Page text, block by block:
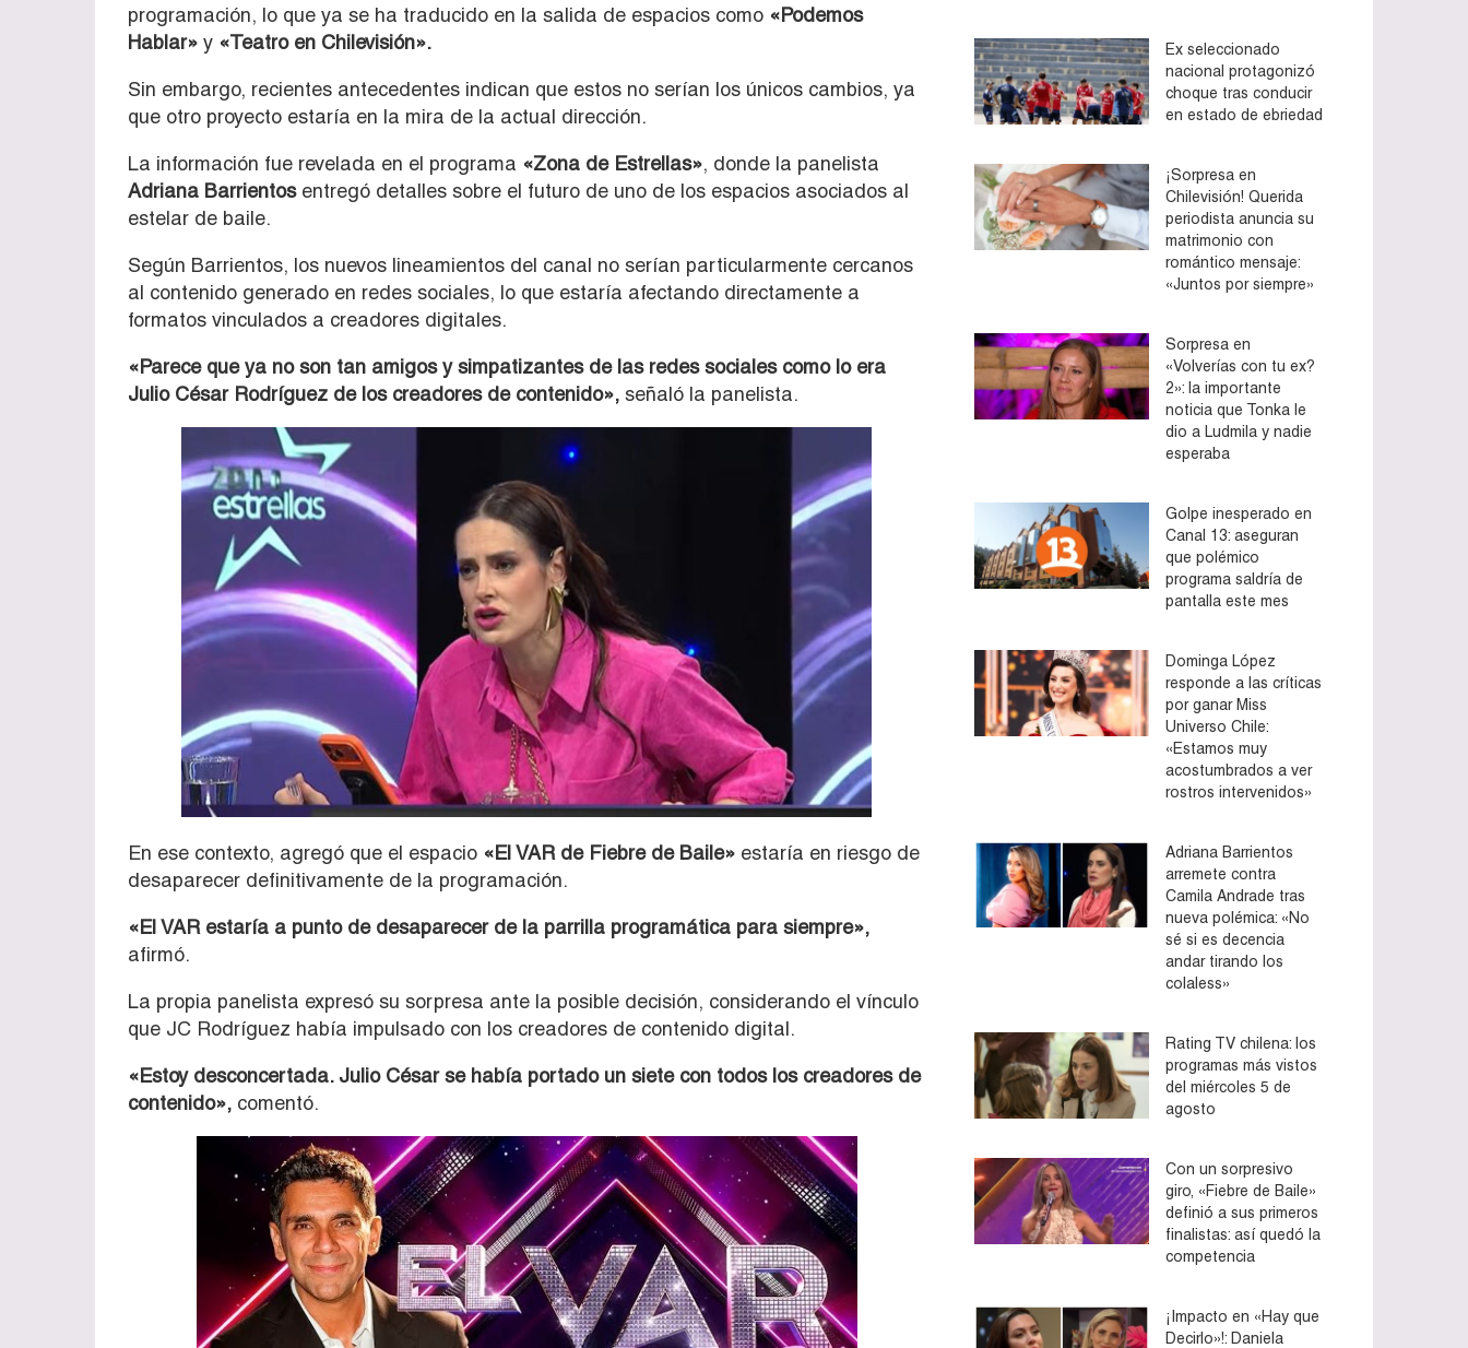
programación, lo que ya se ha traducido en la salida de espacios como «Podemos
Hablar» y «Teatro en Chilevisión».
Sin embargo, recientes antecedentes indican que estos no serían los únicos cambios, ya
que otro proyecto estaría en la mira de la actual dirección.
La información fue revelada en el programa «Zona de Estrellas», donde la panelista
Adriana Barrientosentregó detalles sobre el futuro de uno de los espacios asociados al
estelar de baile.
Según Barrientos, los nuevos lineamientos del canal no serían particularmente cercanos
al contenido generado en redes sociales, lo que estaría afectando directamente a
formatos vinculados a creadores digitales.
«Parece que ya no son tan amigos y simpatizantes de las redes sociales como lo era
Julio César Rodríguez de los creadores de contenido», señaló la panelista.
En ese contexto, agregó que el espacio «El VAR de Fiebre de Baile» estaría en riesgo de
desaparecer definitivamente de la programación.
«El VAR estaría a punto de desaparecer de la parrilla programática para siempre»,
afirmó.
La propia panelista expresó su sorpresa ante la posible decisión, considerando el vínculo
que JC Rodríguez había impulsado con los creadores de contenido digital.
«Estoy desconcertada. Julio César se había portado un siete con todos los creadores de
contenido», comentó.
Ex seleccionado
nacional protagonizó
choque tras conducir
en estado de ebriedad
¡Sorpresa en
Chilevisión! Querida
periodista anuncia su
matrimonio con
romántico mensaje:
«Juntos por siempre»
Sorpresa en
«Volverías con tu ex?
2»: la importante
noticia que Tonka le
dio a Ludmila y nadie
esperaba
Golpe inesperado en
Canal 13: aseguran
que polémico
programa saldría de
pantalla este mes
Dominga López
responde a las críticas
por ganar Miss
Universo Chile:
«Estamos muy
acostumbrados a ver
rostros intervenidos»
Adriana Barrientos
arremete contra
Camila Andrade tras
nueva polémica: «No
sé si es decencia
andar tirando los
colaless»
Rating TV chilena: los
programas más vistos
del miércoles 5 de
agosto
Con un sorpresivo
giro, «Fiebre de Baile»
definió a sus primeros
finalistas: así quedó la
competencia
¡Impacto en «Hay que
Decirlo»!: Daniela